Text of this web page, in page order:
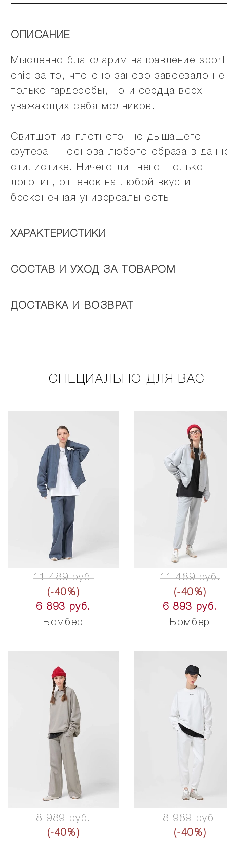
ОПИСАНИЕ
Мысленно благодарим направление
chic за то, что оно заново завоевало не
только гардеробы, но и сердца всех
уважающих себя модников.
Свитшот из плотного, но дышащего
футера — основа любого образа в
стилистике. Ничего лишнего: только
логотип, оттенок на любой вкус и
бесконечная универсальность.
ХАРАКТЕРИСТИКИ
СОСТАВ И УХОД ЗА ТОВАРОМ
ДОСТАВКА И ВОЗВРАТ
СПЕЦИАЛЬНО ДЛЯ ВАС
11 489 руб.
(-40%)
6 893 руб.
Бомбер
11 489 руб.
(-40%)
6 893 руб.
Бомбер
8 989 руб.
(-40%)
8 989 руб.
(-40%)